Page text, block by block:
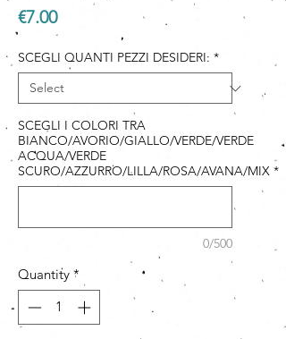
€7.00Price
SCEGLI QUANTI PEZZI DESIDERI: *
SCEGLI I COLORI TRA
BIANCO/AVORIO/GIALLO/VERDE/VERDE
ACQUA/VERDE
SCURO/AZZURRO/LILLA/ROSA/AVANA/MIX *
0/500
Quantity *